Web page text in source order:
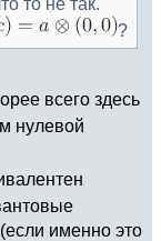
?
всего здесь
нулевой
именно это